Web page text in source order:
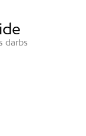
darbs